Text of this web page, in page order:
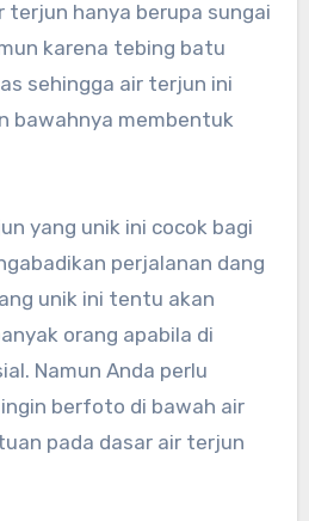
terjun hanya berupa sungai
karena tebing batu
sehingga air terjun ini
bawahnya membentuk
yang unik ini cocok bagi
perjalanan dang
unik ini tentu akan
orang apabila di
Namun Anda perlu
berfoto di bawah air
pada dasar air terjun